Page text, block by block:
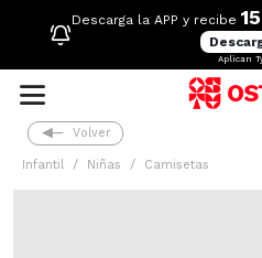
Descarga la APP y recibe
Aplican
Volver
Infantil Niñas Camisetas